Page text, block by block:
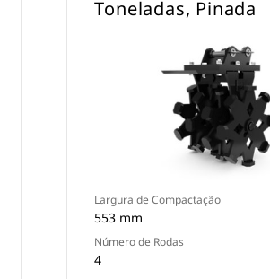
Toneladas, Pinada
Largura de Compactação
553 mm
Número de Rodas
4